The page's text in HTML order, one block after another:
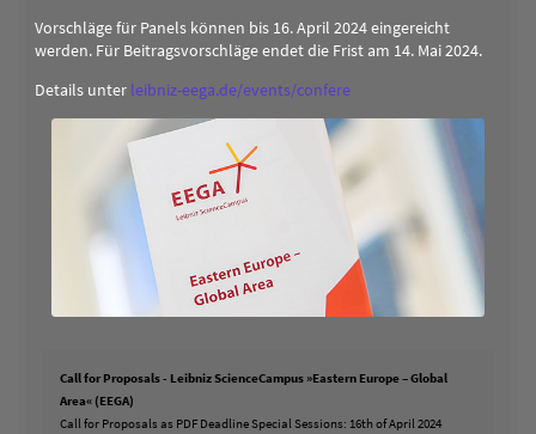
Vorschläge für Panels können bis 16. April 2024 eingereicht
werden. Für Beitragsvorschläge endet die Frist am 14. Mai 2024.
Details unter leibniz-eega.de/events/confere
Call for Proposals - Leibniz ScienceCampus »Eastern Europe – Global
Area« (EEGA)
Call for Proposals as PDF Deadline Special Sessions: 16th of April 2024